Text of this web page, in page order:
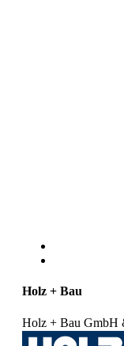
Holz + Bau
Holz + Bau GmbH